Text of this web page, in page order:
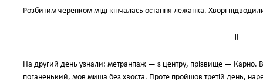
Розбитим черепком міді кінчалась остання лежанка. Хворі
ІI
На другий день узнали: метранпаж — з центру, прізвище — Карно.
поганенький, мов миша без хвоста. Проте пройшов третій день,